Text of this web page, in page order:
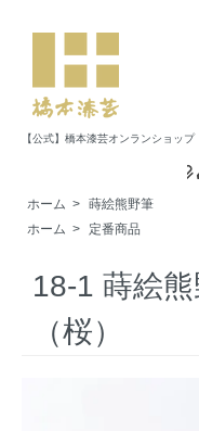
【公式】橋本漆芸オンランショップ
ホーム > 蒔絵熊野筆
ホーム > 定番商品
18-1 蒔絵
（桜）